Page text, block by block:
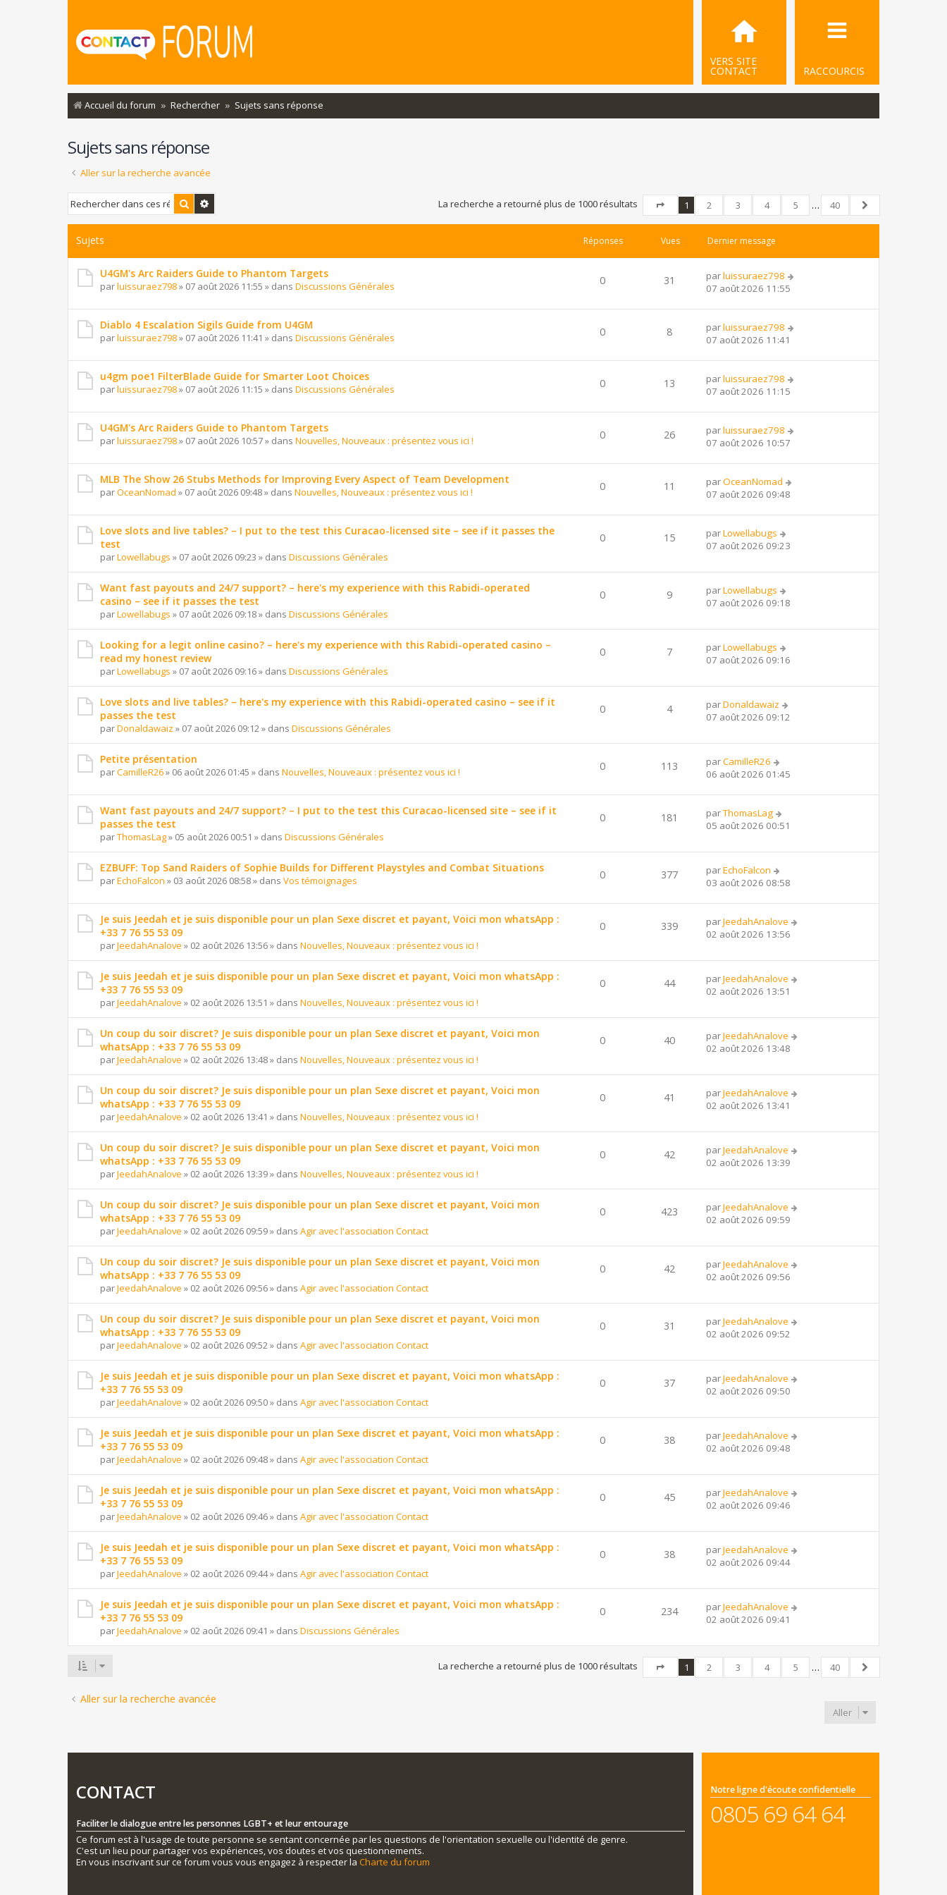
RACCOURCIS
VERS SITE
CONTACT
Accueil du forum Rechercher Sujets sans réponse
Sujets sans réponse
Aller sur la recherche avancée
Rechercher
La recherche a retourné plus de 1000 résultats
Page
sur40
1 2 3 4 5 …
40
Suivant
Sujets Réponses Vues Dernier message
U4GM's Arc Raiders Guide to Phantom Targets
parluissuraez798» 07 août 2026 11:55 » dans Discussions Générales 0 31 parluissuraez798
07 août 2026 11:55
Diablo 4 Escalation Sigils Guide from U4GM
parluissuraez798» 07 août 2026 11:41 » dans Discussions Générales 0 8 parluissuraez798
07 août 2026 11:41
u4gm poe1 FilterBlade Guide for Smarter Loot Choices
parluissuraez798» 07 août 2026 11:15 » dans Discussions Générales 0 13 parluissuraez798
07 août 2026 11:15
U4GM's Arc Raiders Guide to Phantom Targets
parluissuraez798» 07 août 2026 10:57» dans Nouvelles, Nouveaux : présentez vous ici ! 0 26 parluissuraez798
07 août 2026 10:57
MLB The Show 26 Stubs Methods for Improving Every Aspect of Team Development
parOceanNomad » 07 août 2026 09:48» dans Nouvelles, Nouveaux : présentez vous ici ! 0 11 parOceanNomad
07 août 2026 09:48
Love slots and live tables? – I put to the test this Curacao-licensed site – see if it passes the
test
parLowellabugs » 07 août 2026 09:23 » dans Discussions Générales
0 15 parLowellabugs
07 août 2026 09:23
Want fast payouts and 24/7 support? – here's my experience with this Rabidi-operated
casino – see if it passes the test
parLowellabugs » 07 août 2026 09:18» dans Discussions Générales
0 9 parLowellabugs
07 août 2026 09:18
Looking for a legit online casino? – here's my experience with this Rabidi-operated casino –
read my honest review
parLowellabugs » 07 août 2026 09:16» dans Discussions Générales
0 7 parLowellabugs
07 août 2026 09:16
Love slots and live tables? – here's my experience with this Rabidi-operated casino – see if it
passes the test
parDonaldawaiz » 07 août 2026 09:12 » dans Discussions Générales
0 4 parDonaldawaiz
07 août 2026 09:12
Petite présentation
parCamilleR26» 06 août 2026 01:45 » dans Nouvelles, Nouveaux : présentez vous ici ! 0 113 parCamilleR26
06 août 2026 01:45
Want fast payouts and 24/7 support? – I put to the test this Curacao-licensed site – see if it
passes the test
parThomasLag» 05 août 2026 00:51 » dans Discussions Générales
0 181 parThomasLag
05 août 2026 00:51
EZBUFF: Top Sand Raiders of Sophie Builds for Different Playstyles and Combat Situations
parEchoFalcon » 03 août 2026 08:58» dans Vos témoignages 0 377 parEchoFalcon
03 août 2026 08:58
Je suis Jeedah et je suis disponible pour un plan Sexe discret et payant, Voici mon whatsApp :
+33 7 76 55 53 09
parJeedahAnalove » 02 août 2026 13:56» dans Nouvelles, Nouveaux : présentez vous ici !
0 339 parJeedahAnalove
02 août 2026 13:56
Je suis Jeedah et je suis disponible pour un plan Sexe discret et payant, Voici mon whatsApp :
+33 7 76 55 53 09
parJeedahAnalove » 02 août 2026 13:51 » dans Nouvelles, Nouveaux : présentez vous ici !
0 44 parJeedahAnalove
02 août 2026 13:51
Un coup du soir discret? Je suis disponible pour un plan Sexe discret et payant, Voici mon
whatsApp : +33 7 76 55 53 09
parJeedahAnalove » 02 août 2026 13:48» dans Nouvelles, Nouveaux : présentez vous ici !
0 40 parJeedahAnalove
02 août 2026 13:48
Un coup du soir discret? Je suis disponible pour un plan Sexe discret et payant, Voici mon
whatsApp : +33 7 76 55 53 09
parJeedahAnalove » 02 août 2026 13:41 » dans Nouvelles, Nouveaux : présentez vous ici !
0 41 parJeedahAnalove
02 août 2026 13:41
Un coup du soir discret? Je suis disponible pour un plan Sexe discret et payant, Voici mon
whatsApp : +33 7 76 55 53 09
parJeedahAnalove » 02 août 2026 13:39» dans Nouvelles, Nouveaux : présentez vous ici !
0 42 parJeedahAnalove
02 août 2026 13:39
Un coup du soir discret? Je suis disponible pour un plan Sexe discret et payant, Voici mon
whatsApp : +33 7 76 55 53 09
parJeedahAnalove » 02 août 2026 09:59» dans Agir avec l'association Contact
0 423 parJeedahAnalove
02 août 2026 09:59
Un coup du soir discret? Je suis disponible pour un plan Sexe discret et payant, Voici mon
whatsApp : +33 7 76 55 53 09
parJeedahAnalove » 02 août 2026 09:56» dans Agir avec l'association Contact
0 42 parJeedahAnalove
02 août 2026 09:56
Un coup du soir discret? Je suis disponible pour un plan Sexe discret et payant, Voici mon
whatsApp : +33 7 76 55 53 09
parJeedahAnalove » 02 août 2026 09:52 » dans Agir avec l'association Contact
0 31 parJeedahAnalove
02 août 2026 09:52
Je suis Jeedah et je suis disponible pour un plan Sexe discret et payant, Voici mon whatsApp :
+33 7 76 55 53 09
parJeedahAnalove » 02 août 2026 09:50» dans Agir avec l'association Contact
0 37 parJeedahAnalove
02 août 2026 09:50
Je suis Jeedah et je suis disponible pour un plan Sexe discret et payant, Voici mon whatsApp :
+33 7 76 55 53 09
parJeedahAnalove » 02 août 2026 09:48» dans Agir avec l'association Contact
0 38 parJeedahAnalove
02 août 2026 09:48
Je suis Jeedah et je suis disponible pour un plan Sexe discret et payant, Voici mon whatsApp :
+33 7 76 55 53 09
parJeedahAnalove » 02 août 2026 09:46» dans Agir avec l'association Contact
0 45 parJeedahAnalove
02 août 2026 09:46
Je suis Jeedah et je suis disponible pour un plan Sexe discret et payant, Voici mon whatsApp :
+33 7 76 55 53 09
parJeedahAnalove » 02 août 2026 09:44» dans Agir avec l'association Contact
0 38 parJeedahAnalove
02 août 2026 09:44
Je suis Jeedah et je suis disponible pour un plan Sexe discret et payant, Voici mon whatsApp :
+33 7 76 55 53 09
parJeedahAnalove » 02 août 2026 09:41 » dans Discussions Générales
0 234 parJeedahAnalove
02 août 2026 09:41
La recherche a retourné plus de 1000 résultats
Page
sur40
1 2 3 4 5 …
40
Suivant
Aller sur la recherche avancée
Aller
CONTACT
Faciliter le dialogue entre les personnes LGBT+ et leur entourage
Ce forum est à l'usage de toute personne se sentant concernée par les questions de l'orientation sexuelle ou l'identité de genre.
C'est un lieu pour partager vos expériences, vos doutes et vos questionnements.
En vous inscrivant sur ce forum vous vous engagez à respecter la Charte du forum
Notre ligne d'écoute confidentielle
0805 69 64 64